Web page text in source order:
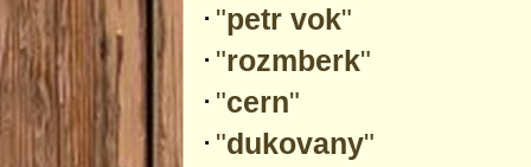
"petr vok"
"rozmberk"
"cern"
"dukovany"